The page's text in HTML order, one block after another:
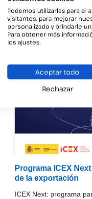
Programa ICEX
de la exportación
ICEX Next: programa
Podemos utilizarlas para el
visitantes, para mejorar
personalizado y brindarle
Para obtener más
los ajustes.
Aceptar todo
Rechazar